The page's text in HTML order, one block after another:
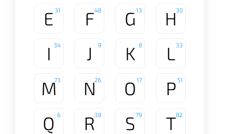
E 31 F48 G 13 H30
I 34 J 9 K 8 L 33
M73 N26 O 17 P 51
Q 6 R38 S79 T82